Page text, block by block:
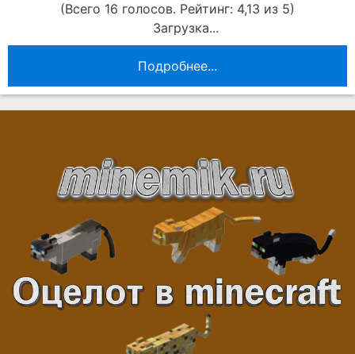
(Всего 16 голосов. Рейтинг: 4,13 из 5)
Загрузка...
Подробнее...